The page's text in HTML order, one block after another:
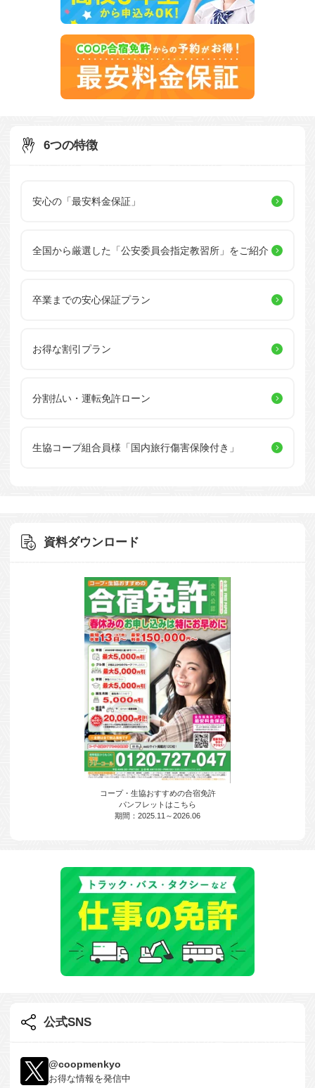
6つの特徴
安心の「最安料金保証」
全国から厳選した 「公安委員会指定教習所」をご紹介
卒業までの安心保証プラン
お得な割引プラン
分割払い・運転免許ローン
生協コープ組合員様 「国内旅行傷害保険付き」
資料ダウンロード
コープ・生協おすすめの合宿免許
パンフレットはこちら
期間：2025.11～2026.06
公式SNS
@coopmenkyo
お得な情報を発信中